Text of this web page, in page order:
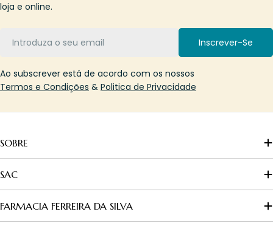
loja e online.
Inscrever-Se
Ao subscrever está de acordo com os nossos
Termos e Condições & Politica de Privacidade
SOBRE
SAC
FARMACIA FERREIRA DA SILVA